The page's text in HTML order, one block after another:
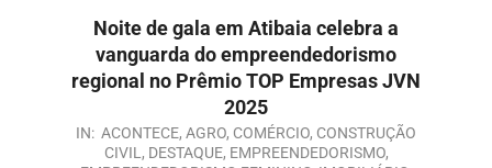
Noite de gala em Atibaia celebra a
vanguarda do empreendedorismo
regional no Prêmio TOP Empresas JVN
2025
IN: ACONTECE, AGRO, COMÉRCIO, CONSTRUÇÃO
CIVIL , DESTAQUE, EMPREENDEDORISMO,